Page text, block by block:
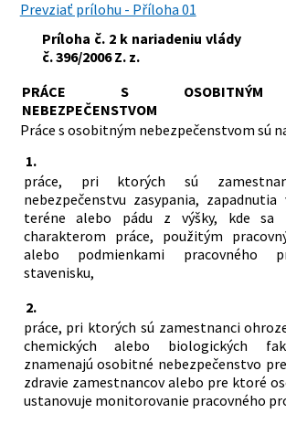
Prevziať prílohu - Příloha 01
Príloha č. 2 k nariadeniu vlády
č. 396/2006 Z. z.
PRÁCE S OSOBITNÝM
NEBEZPEČENSTVOM
Práce s osobitným nebezpečenstvom sú
1.
práce, pri ktorých sú
nebezpečenstvu zasypania,
teréne alebo pádu z výšky, kde sa
charakterom práce, použitým
alebo podmienkami pracovného
stavenisku,
2.
práce, pri ktorých sú zamestnanci
chemických alebo biologických
znamenajú osobitné nebezpečenstvo
zdravie zamestnancov alebo pre ktoré
ustanovuje monitorovanie pracovného